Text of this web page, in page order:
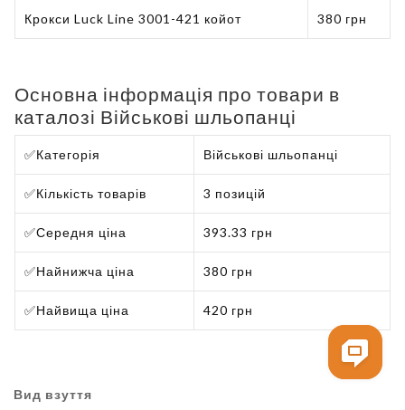
Крокси Luck Line 3001-421 койот 380 грн
Основна інформація про товари в
каталозі Військові шльопанці
✅Категорія Військові шльопанці
✅Кількість товарів 3 позицій
✅Середня ціна 393.33 грн
✅Найнижча ціна 380 грн
✅Найвища ціна 420 грн
Вид взуття